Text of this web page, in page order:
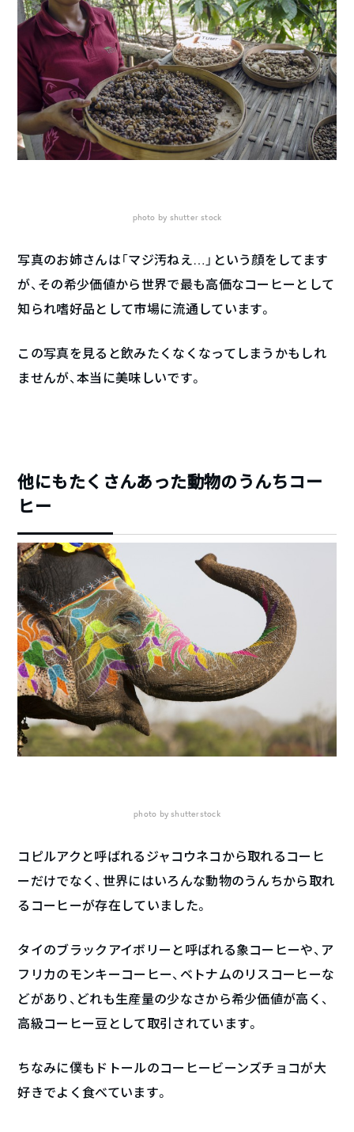
photo by shutter stock
写真のお姉さんは「マジ汚ねえ…」という顔をしてます
が、その希少価値から世界で最も高価なコーヒーとして
知られ嗜好品として市場に流通しています。
この写真を見ると飲みたくなくなってしまうかもしれ
ませんが、本当に美味しいです。
他にもたくさんあった動物のうんちコー
ヒー
photo by shutterstock
コピルアクと呼ばれるジャコウネコから取れるコーヒ
ーだけでなく、世界にはいろんな動物のうんちから取れ
るコーヒーが存在していました。
タイのブラックアイボリーと呼ばれる象コーヒーや、ア
フリカのモンキーコーヒー、ベトナムのリスコーヒーな
どがあり、どれも生産量の少なさから希少価値が高く、
高級コーヒー豆として取引されています。
ちなみに僕もドトールのコーヒービーンズチョコが大
好きでよく食べています。